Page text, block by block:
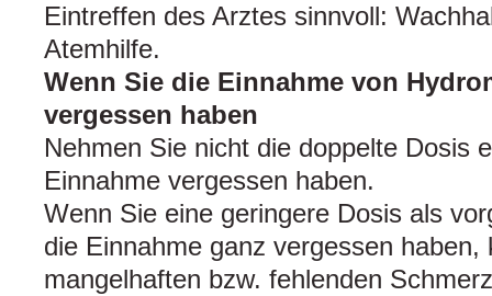
Eintreffen des Arztes sinnvoll:
Atemhilfe.
Wenn Sie die Einnahme von
vergessen haben
Nehmen Sie nicht die doppelte Dosis
Einnahme vergessen haben.
Wenn Sie eine geringere Dosis als
die Einnahme ganz vergessen haben,
mangelhaften bzw. fehlenden